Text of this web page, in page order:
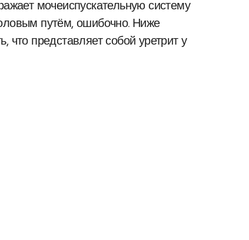
мочеиспускательную систему
путём, ошибочно. Ниже
что представляет собой уретрит у